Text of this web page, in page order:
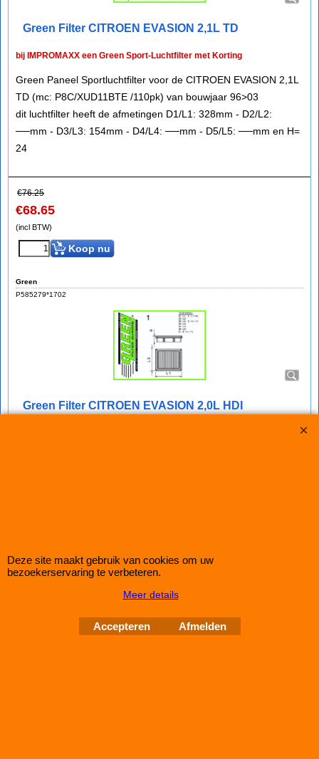
Green Filter CITROEN EVASION 2,1L TD
bij IMPROMAXX een Green Sport-Luchtfilter met Korting
Green Paneel Sportluchtfilter voor de CITROEN EVASION 2,1L
TD (mc: P8C/XUD11BTE /110pk) van bouwjaar 96>03
dit luchtfilter heeft de afmetingen D1/L1: 328mm - D2/L2:
──mm - D3/L3: 154mm - D4/L4: ──mm - D5/L5: ──mm en H=
24
€76.25
€68.65
(incl BTW)
Koop nu
Green
P585279*1702
Green Filter CITROEN EVASION 2,0L HDI
Auto Couture 1998 - 2026
Webwinkel gemaakt met
ShopFactory webwinkel
software.
Deze site maakt gebruik van cookies om uw
bezoekerservaring te verbeteren.
Meer details
Accepteren Afmelden